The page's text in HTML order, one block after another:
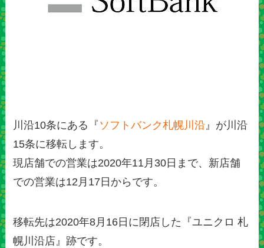
川沿10条にある『 ソフトバンク札幌川沿』が川沿
15条に移転します。
現店舗での営業は2020年11月30日まで、新店舗
での営業は12月17日からです。
移転先は2020年8月16日に閉店した『ユニクロ 札
幌川沿店』跡です。